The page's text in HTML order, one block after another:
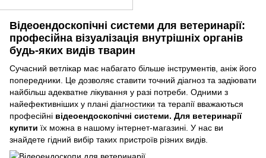
Відеоендоскопічні системи для ветеринарії:
професійна візуалізація внутрішніх органів
будь-яких видів тварин
Сучасний ветлікар має набагато більше інструментів, аніж його
попередники. Це дозволяє ставити точний діагноз та задіювати
найбільш адекватне лікування у разі потреби. Одними з
найефективніших у плані діагностики та терапії вважаються
професійні відеоендоскопічні системи. Для ветеринарії
купити їх можна в нашому інтернет-магазині. У нас ви
знайдете гідний вибір таких пристроїв різних видів.